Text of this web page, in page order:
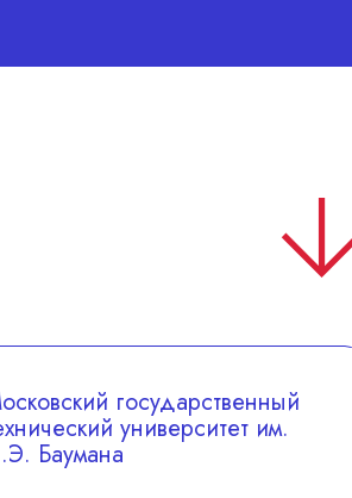
государственный
университет им.
Баумана